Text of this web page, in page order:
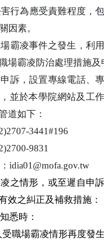
行為應受責難程度，
因素。
霸凌事件之發生，利
場霸凌防治處理措施及
訴，設置專線電話、
並於本學院網站及工
道如下：
3441#196
9831
idia01@mofa.gov.tw
之情形，或至遲自申
效之糾正及補救措施：
悉時：
職場霸凌情形再度發